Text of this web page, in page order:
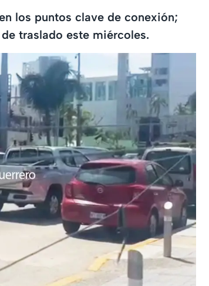
los puntos clave de conexión;
traslado este miércoles.